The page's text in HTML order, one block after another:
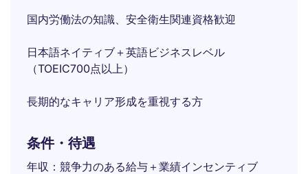
国内労働法の知識、安全衛生関連資格歓迎
日本語ネイティブ＋英語ビジネスレベル
（TOEIC700点以上）
長期的なキャリア形成を重視する方
条件・待遇
年収：競争力のある給与＋業績インセンティブ